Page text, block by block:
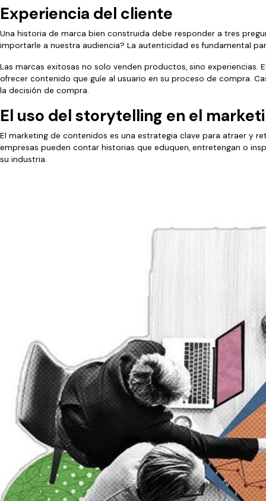
Experiencia del cliente
Una historia de marca bien construida debe responder a tres
importarle a nuestra audiencia? La autenticidad es fundamental
Las marcas exitosas no solo venden productos, sino
ofrecer contenido que guíe al usuario en su proceso de compra.
la decisión de compra.
El uso del storytelling en el
El marketing de contenidos es una estrategia clave para atraer y
empresas pueden contar historias que eduquen, entretengan o
su industria.